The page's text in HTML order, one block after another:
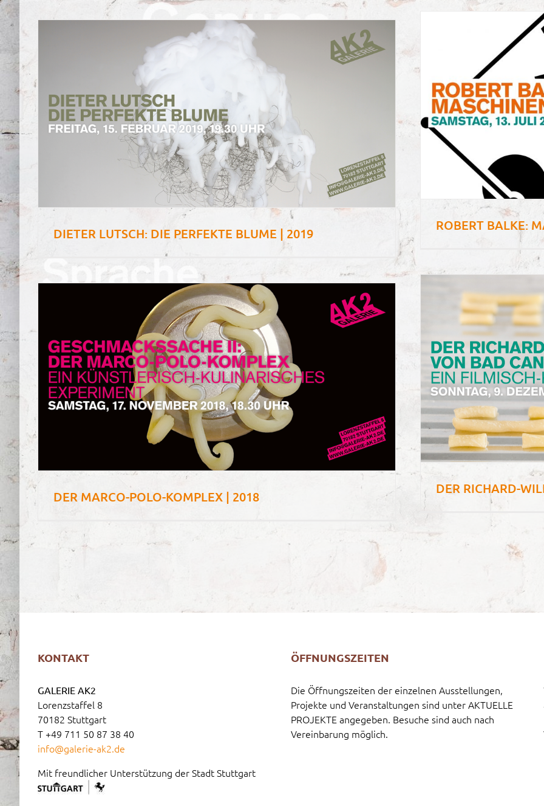
ROBERT BALKE:
DIETER LUTSCH: DIE PERFEKTE BLUME | 2019
DER RICHARD-
DER MARCO-POLO-KOMPLEX | 2018
KONTAKT
GALERIE AK2
Lorenzstaffel 8
70182 Stuttgart
T +49 711 50 87 38 40
info@galerie-ak2.de
Mit freundlicher Unterstützung der Stadt Stuttgart
ÖFFNUNGSZEITEN
Die Öffnungszeiten der einzelnen Ausstellungen,
Projekte und Veranstaltungen sind unter AKTUELLE
PROJEKTE angegeben. Besuche sind auch nach
Vereinbarung möglich.